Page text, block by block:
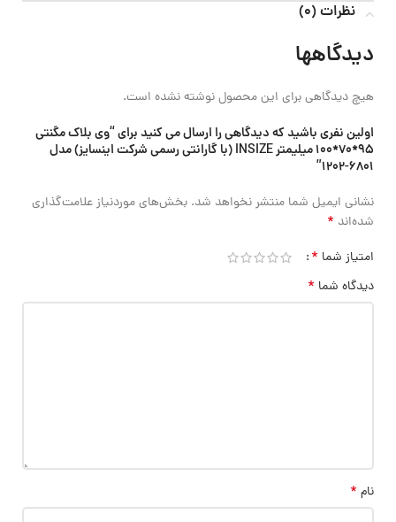
نظرات (0)
دیدگاهها
هیچ دیدگاهی برای این محصول نوشته نشده است.
اولین نفری باشید که دیدگاهی را ارسال می کنید برای “وی بلاک مگنتی
95*70*100 میلیمتر INSIZE (با گارانتی رسمی شرکت اینسایز) مدل
6801-1202”
نشانی ایمیل شما منتشر نخواهد شد. بخش‌های موردنیاز علامت‌گذاری
شده‌اند *
امتیاز شما *
دیدگاه شما *
نام *